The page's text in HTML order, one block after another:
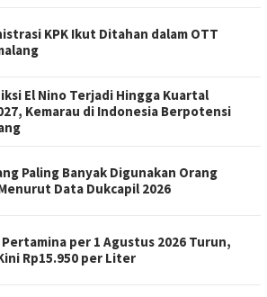
KPK Ikut Ditahan dalam OTT
El Nino Terjadi Hingga Kuartal
Kemarau di Indonesia Berpotensi
Paling Banyak Digunakan Orang
Data Dukcapil 2026
Pertamina per 1 Agustus 2026 Turun,
Rp15.950 per Liter